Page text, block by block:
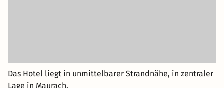
Das Hotel liegt in unmittelbarer Strandnähe, in zentraler
Lage in Maurach.